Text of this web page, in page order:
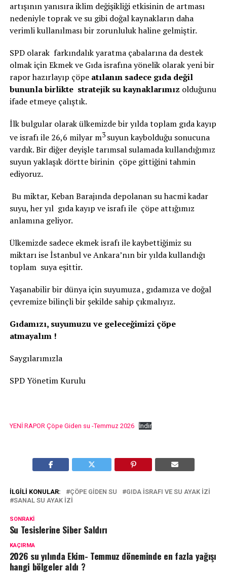
artışının yanısıra iklim değişikliği etkisinin de artması
nedeniyle toprak ve su gibi doğal kaynakların daha
verimli kullanılması bir zorunluluk haline gelmiştir.
SPD olarak farkındalık yaratma çabalarına da destek
olmak için Ekmek ve Gıda israfına yönelik olarak yeni bir
rapor hazırlayıp çöpe atılanın sadece gıda değil
bununla birlikte stratejik su kaynaklarımız olduğunu
ifade etmeye çalıştık.
İlk bulgular olarak ülkemizde bir yılda toplam gıda kayıp
ve israfı ile 26,6 milyar m3 suyun kaybolduğu sonucuna
vardık. Bir diğer deyişle tarımsal sulamada kullandığımız
suyun yaklaşık dörtte birinin çöpe gittiğini tahmin
ediyoruz.
Bu miktar, Keban Barajında depolanan su hacmi kadar
suyu, her yıl gıda kayıp ve israfı ile çöpe attığımız
anlamına geliyor.
Ülkemizde sadece ekmek israfı ile kaybettiğimiz su
miktarı ise İstanbul ve Ankara’nın bir yılda kullandığı
toplam suya eşittir.
Yaşanabilir bir dünya için suyumuza , gıdamıza ve doğal
çevremize bilinçli bir şekilde sahip çıkmalıyız.
Gıdamızı, suyumuzu ve geleceğimizi çöpe
atmayalım !
Saygılarımızla
SPD Yönetim Kurulu
YENİ RAPOR Çöpe Giden su -Temmuz 2026 İndir
İLGILI KONULAR: ÇÖPE GIDEN SU
GIDA ISRAFI VE SU AYAK IZI
SANAL SU AYAK IZI
SONRAKI
Su Tesislerine Siber Saldırı
KAÇIRMA
2026 su yılında Ekim- Temmuz döneminde en fazla yağışı
hangi bölgeler aldı ?